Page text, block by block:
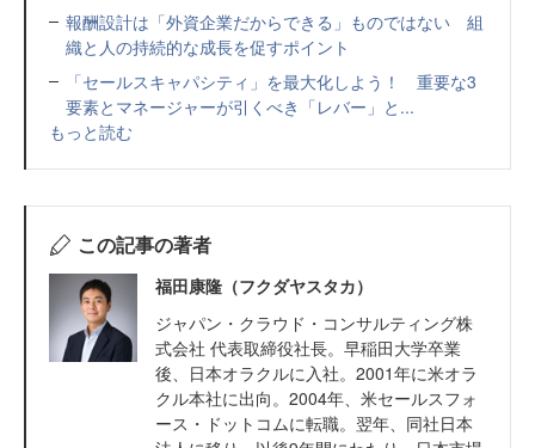
報酬設計は「外資企業だからできる」ものではない 組
織と人の持続的な成長を促すポイント
「セールスキャパシティ」を最大化しよう！ 重要な3
要素とマネージャーが引くべき「レバー」と...
もっと読む
この記事の著者
福田康隆（フクダヤスタカ）
ジャパン・クラウド・コンサルティング株
式会社 代表取締役社長。早稲田大学卒業
後、日本オラクルに入社。2001年に米オラ
クル本社に出向。2004年、米セールスフォ
ース・ドットコムに転職。翌年、同社日本